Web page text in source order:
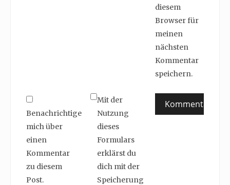
diesem
Browser für
meinen
nächsten
Kommentar
speichern.
Benachrichtige
mich über
einen
Kommentar
zu diesem
Post.
Mit der
Nutzung
dieses
Formulars
erklärst du
dich mit der
Speicherung